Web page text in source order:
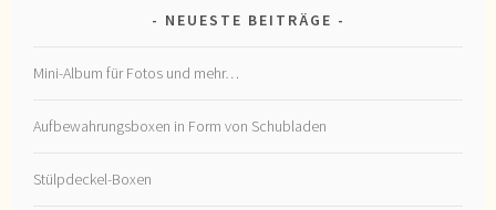
NEUESTE BEITRÄGE
Mini-Album für Fotos und mehr…
Aufbewahrungsboxen in Form von Schubladen
Stülpdeckel-Boxen